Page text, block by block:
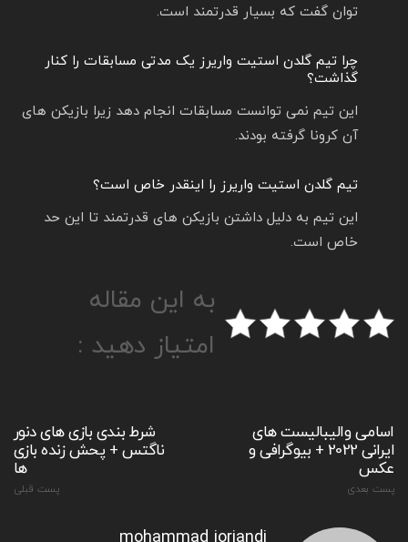
توان گفت که بسیار قدرتمند است.
چرا تیم گلدن استیت واریرز یک مدتی مسابقات را کنار
گذاشت؟
این تیم نمی توانست مسابقات انجام دهد زیرا بازیکن های
آن کرونا گرفته بودند.
تیم گلدن استیت واریرز را اینقدر خاص است؟
این تیم به دلیل داشتن بازیکن های قدرتمند تا این حد
خاص است.
به این مقاله
امتیاز دهید :
شرط بندی بازی های دنور
ناگتس + پحش زنده بازی
ها
پست قبلی
اسامی والیبالیست های
ایرانی 2022 + بیوگرافی و
عکس
پست بعدی